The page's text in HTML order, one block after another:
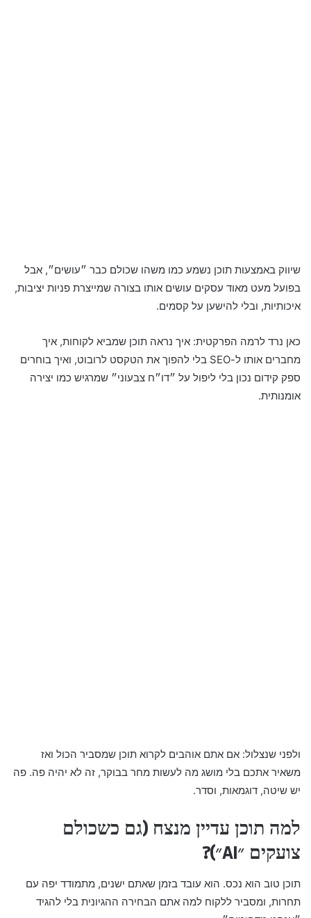
שיווק באמצעות תוכן נשמע כמו משהו שכולם כבר ״עושים״, אבל
בפועל מעט מאוד עסקים עושים אותו בצורה שמייצרת פניות יציבות,
איכותיות, ובלי להישען על קסמים.
כאן נרד לרמה הפרקטית: איך נראה תוכן שמביא לקוחות, איך
מחברים אותו ל-SEO בלי להפוך את הטקסט לרובוט, ואיך בוחרים
ספק קידום נכון בלי ליפול על ״דו״ח צבעוני״ שמרגיש כמו יצירה
אומנותית.
ולפני שנצלול: אם אתם אוהבים לקרוא תוכן שמסביר הכול ואז
משאיר אתכם בלי מושג מה לעשות מחר בבוקר, זה לא יהיה פה. פה
יש שיטה, דוגמאות, וסדר.
למה תוכן עדיין מנצח (גם כשכולם
צועקים ״AI״)?
תוכן טוב הוא נכס. הוא עובד בזמן שאתם ישנים, מתמודד יפה עם
תחרות, ומסביר ללקוח למה אתם הבחירה ההגיונית בלי להגיד